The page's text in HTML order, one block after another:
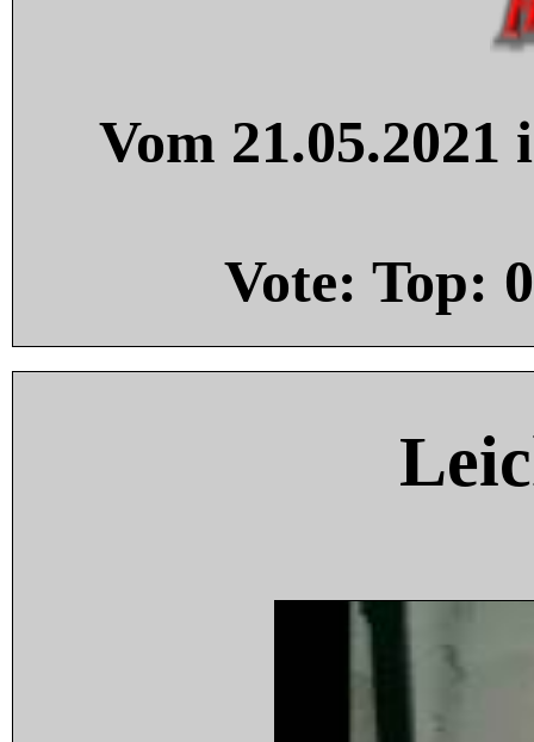
Vom 21.05.2021
Vote: Top: 0